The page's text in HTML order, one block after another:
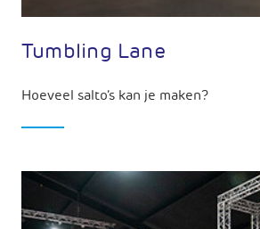
Tumbling Lane
Hoeveel salto’s kan je maken?